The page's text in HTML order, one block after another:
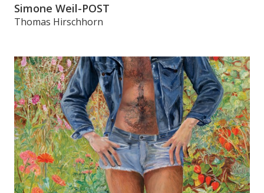
Simone Weil-POST
Thomas Hirschhorn